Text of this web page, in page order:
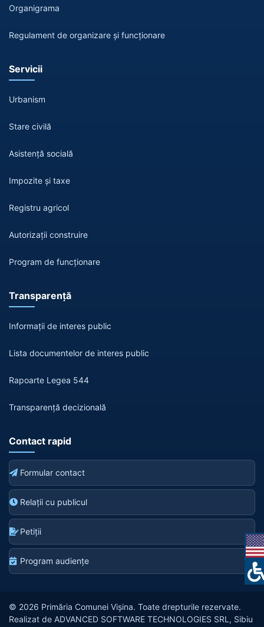
Organigrama
Regulament de organizare și funcționare
Servicii
Urbanism
Stare civilă
Asistență socială
Impozite și taxe
Registru agricol
Autorizații construire
Program de funcționare
Transparență
Informații de interes public
Lista documentelor de interes public
Rapoarte Legea 544
Transparență decizională
Contact rapid
Formular contact
Relații cu publicul
Petiții
Program audiențe
© 2026 Primăria Comunei Vișina. Toate drepturile rezervate.
Realizat de ADVANCED SOFTWARE TECHNOLOGIES SRL, Sibiu